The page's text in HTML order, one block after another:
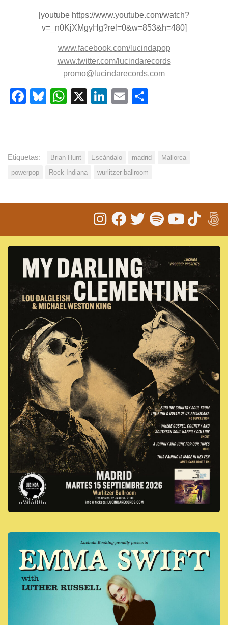
[youtube https://www.youtube.com/watch?
v=_n0KjXMgyHg?rel=0&w=853&h=480]
www.facebook.com/lucindapop
www.twitter.com/lucindarecords
promo@lucindarecords.com
Facebook
Bluesky
WhatsApp
X LinkedIn
Email
Etiquetas: Brian Hunt Escándalo madrid
Mallorca
powerpop
Rock Indiana wurlitzer ballroom